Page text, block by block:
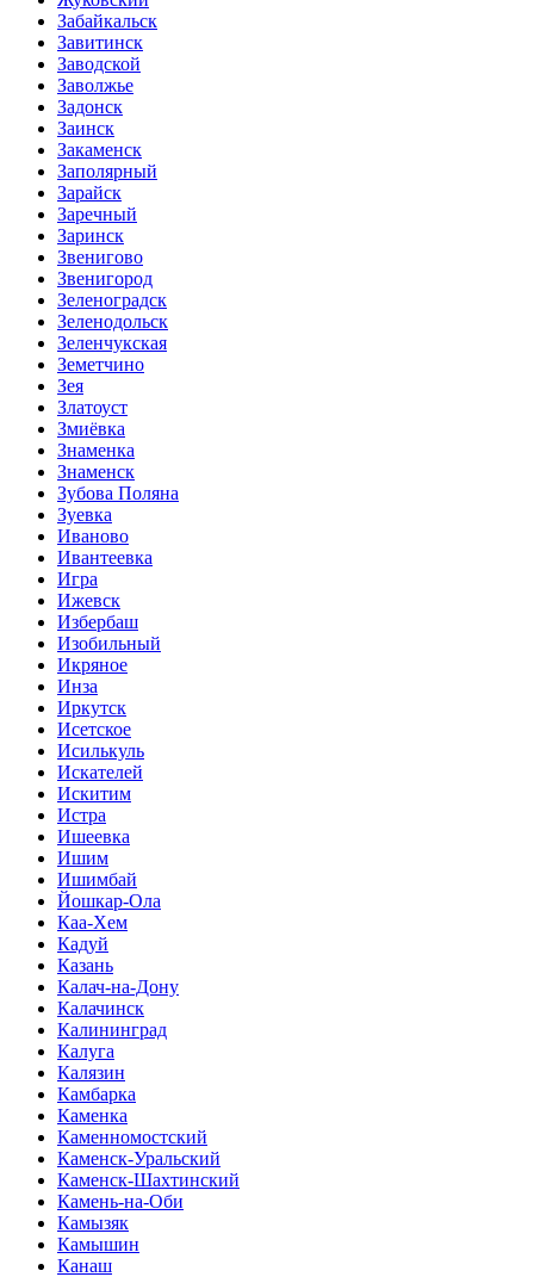
Забайкальск
Завитинск
Заводской
Заволжье
Задонск
Заинск
Закаменск
Заполярный
Зарайск
Заречный
Заринск
Звенигово
Звенигород
Зеленоградск
Зеленодольск
Зеленчукская
Земетчино
Зея
Златоуст
Змиёвка
Знаменка
Знаменск
Зубова Поляна
Зуевка
Иваново
Ивантеевка
Игра
Ижевск
Избербаш
Изобильный
Икряное
Инза
Иркутск
Исетское
Исилькуль
Искателей
Искитим
Истра
Ишеевка
Ишим
Ишимбай
Йошкар-Ола
Каа-Хем
Кадуй
Казань
Калач-на-Дону
Калачинск
Калининград
Калуга
Калязин
Камбарка
Каменка
Каменномостский
Каменск-Уральский
Каменск-Шахтинский
Камень-на-Оби
Камызяк
Камышин
Канаш